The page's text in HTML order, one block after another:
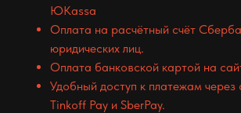
ЮKassa
Оплата на расчётный счёт
юридических лиц.
Оплата банковской картой на
Удобный доступ к платежам через
Tinkoff Pay и SberPay.